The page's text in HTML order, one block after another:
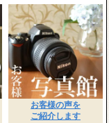
お客様の声を
ご紹介します